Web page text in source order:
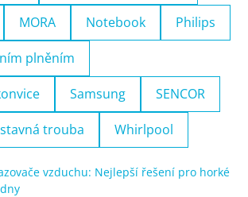
MORA Notebook Philips
plněním
Samsung SENCOR
trouba Whirlpool
vzduchu: Nejlepší řešení pro horké